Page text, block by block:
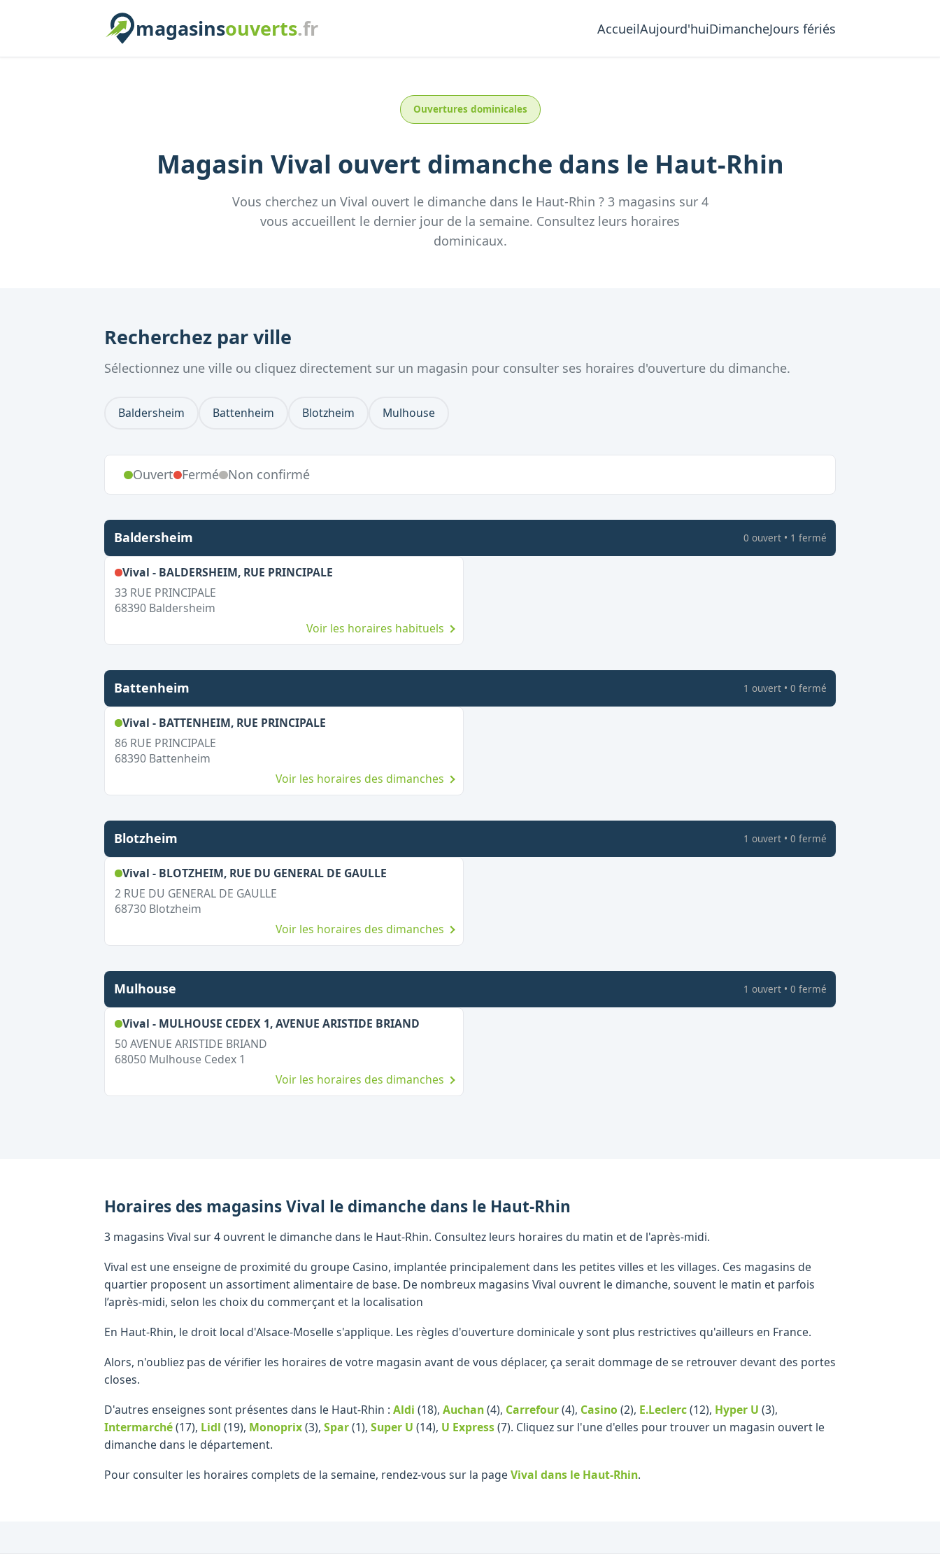
magasinsouverts.fr AccueilAujourd'huiDimancheJours fériés
Ouvertures dominicales
Magasin Vival ouvert dimanche dans le Haut-Rhin
Vous cherchez un Vival ouvert le dimanche dans le Haut-Rhin ? 3 magasins sur 4
vous accueillent le dernier jour de la semaine. Consultez leurs horaires
dominicaux.
Recherchez par ville
Sélectionnez une ville ou cliquez directement sur un magasin pour consulter ses horaires d'ouverture du dimanche.
Baldersheim Battenheim Blotzheim Mulhouse
Ouvert Fermé Non confirmé
Baldersheim 0 ouvert• 1 fermé
Vival - BALDERSHEIM, RUE PRINCIPALE,
33 RUE PRINCIPALE
68390 Baldersheim
Voir les horaires habituels
Battenheim 1 ouvert• 0 fermé
Vival - BATTENHEIM, RUE PRINCIPALE,
86 RUE PRINCIPALE
68390 Battenheim
Voir les horaires des dimanches
Blotzheim 1 ouvert• 0 fermé
Vival - BLOTZHEIM, RUE DU GENERAL DE GAULLE,
2 RUE DU GENERAL DE GAULLE
68730 Blotzheim
Voir les horaires des dimanches
Mulhouse 1 ouvert• 0 fermé
Vival - MULHOUSE CEDEX 1, AVENUE ARISTIDE BRIAND,
50 AVENUE ARISTIDE BRIAND
68050 Mulhouse Cedex 1
Voir les horaires des dimanches
Horaires des magasinsVival le dimanche dans le Haut-Rhin
3 magasins Vival sur 4 ouvrent le dimanche dans le Haut-Rhin. Consultez leurs horaires du matin et de l'après-midi.
Vival est une enseigne de proximité du groupe Casino, implantée principalement dans les petites villes et les villages. Ces magasins de
quartier proposent un assortiment alimentaire de base. De nombreux magasins Vival ouvrent le dimanche, souvent le matin et parfois
l’après-midi, selon les choix du commerçant et la localisation
En Haut-Rhin, le droit local d'Alsace-Moselle s'applique. Les règles d'ouverture dominicale y sont plus restrictives qu'ailleurs en France.
Alors, n'oubliez pas de vérifier les horaires de votre magasin avant de vous déplacer, ça serait dommage de se retrouver devant des portes
closes.
D'autres enseignes sont présentes dans le Haut-Rhin : Aldi (18), Auchan(4), Carrefour(4), Casino (2), E.Leclerc(12), Hyper U (3),
Intermarché(17), Lidl (19), Monoprix(3), Spar(1), Super U (14), U Express(7). Cliquez sur l'une d'elles pour trouver un magasin ouvert le
dimanche dans le département.
Pour consulter les horaires complets de la semaine, rendez-vous sur la page Vival dans le Haut-Rhin.